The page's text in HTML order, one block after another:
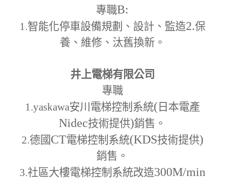
專職B:
1.智能化停車設備規劃、設計、監造2.保
養、維修、汰舊換新。
井上電梯有限公司
專職
1.yaskawa安川電梯控制系統( 日本電產
Nidec技術提供)銷售。
2.德國 CT電梯控制系統(KDS技術提供)
銷售。
3.社區大樓電梯控制系統改造300M/min